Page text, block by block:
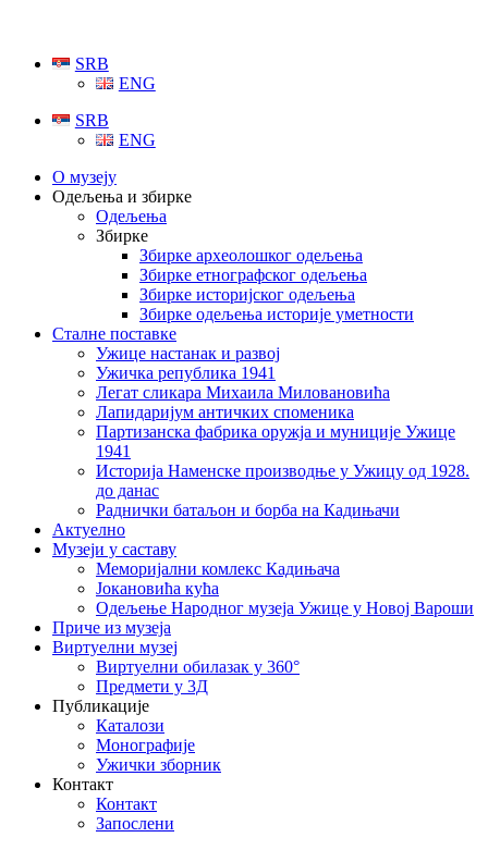
SRB
ENG
SRB
ENG
О музеју
Одељења и збирке
Одељења
Збирке
Збирке археолошког одељења
Збирке етнографског одељења
Збирке историјског одељења
Збирке одељења историје уметности
Сталне поставке
Ужице настанак и развој
Ужичка република 1941
Легат сликара Михаила Миловановића
Лапидаријум античких споменика
Партизанска фабрика оружја и муниције Ужице
1941
Историја Наменске производње у Ужицу од 1928.
до данас
Раднички батаљон и борба на Кадињачи
Актуелно
Музеји у саставу
Меморијални комлекс Кадињача
Јокановића кућа
Oдељење Народног музеја Ужице у Новој Вароши
Приче из музеја
Виртуелни музеј
Виртуелни обилазак у 360°
Предмети у 3Д
Публикације
Каталози
Монографије
Ужички зборник
Контакт
Контакт
Запослени